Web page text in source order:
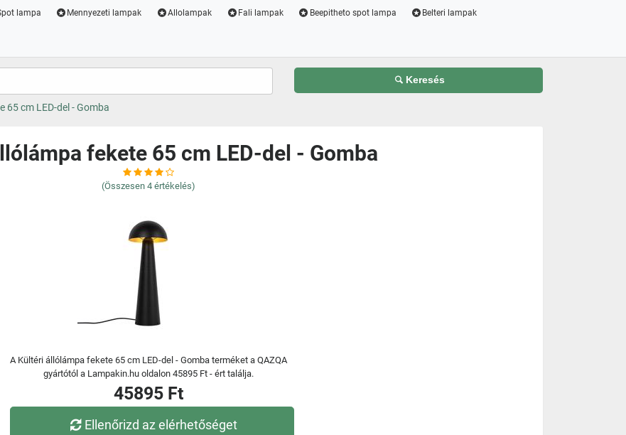
lampa Mennyezeti lampak Allolampak Fali lampak Beepitheto spot lampa Belteri lampak
Keresés
65 cm LED-del - Gomba
fekete 65 cm LED-del - Gomba
(Összesen 4 értékelés)
A Kültéri állólámpa fekete 65 cm LED-del - Gomba terméket a QAZQA
gyártótól a Lampakin.hu oldalon 45895 Ft - ért találja.
45895 Ft
Ellenőrizd az elérhetőséget